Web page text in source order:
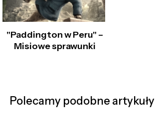
"Paddington w Peru" –
Misiowe sprawunki
Polecamy podobne artykuły